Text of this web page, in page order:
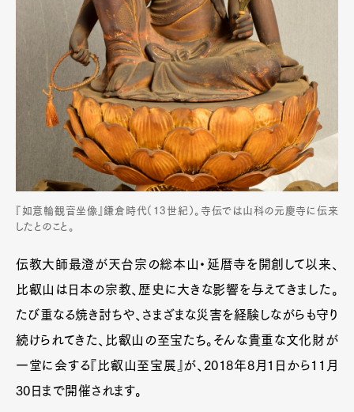
『如意輪観音坐像』鎌倉時代（13世紀）。寺伝では山科の元慶寺に伝来
したとのこと。
伝教大師最澄が天台宗の総本山・延暦寺を開創して以来、
比叡山は日本の宗教、歴史に大きな影響を与えてきました。
たび重なる焼き討ちや、さまざまな災害を経験しながらも守り
続けられてきた、比叡山の至宝たち。そんな貴重な文化財が
一堂に会する『比叡山至宝展』が、2018年8月1日から11月
30日まで開催されます。